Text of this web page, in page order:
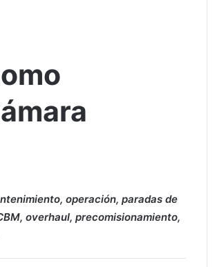
operación, paradas de
overhaul, precomisionamiento,